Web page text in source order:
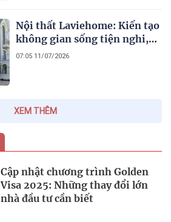
Nội thất Laviehome: Kiến tạo
không gian sống tiện nghi,
đẳng cấp và mang đậm dấu ấn
07:05 11/07/2026
XEM THÊM
Cập nhật chương trình Golden
Visa 2025: Những thay đổi lớn
nhà đầu tư cần biết